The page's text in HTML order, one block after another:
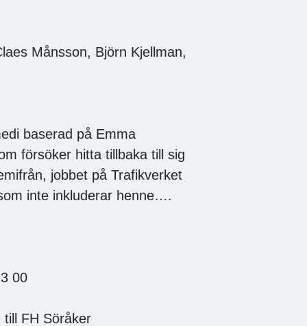
Månsson, Björn Kjellman,
baserad på Emma
försöker hitta tillbaka till sig
jobbet på Trafikverket
inte inkluderar henne….
00
FH Söråker